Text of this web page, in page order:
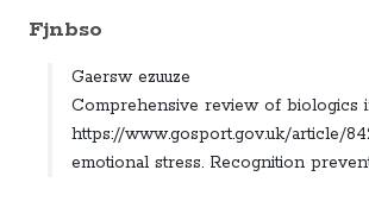
Fjnbso
Gaersw ezuuze
Comprehensive review of biologics
https://www.gosport.gov.uk/article/
emotional stress. Recognition